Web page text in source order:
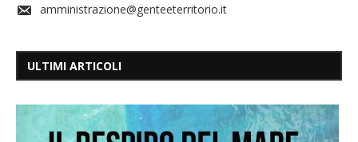
amministrazione@genteeterritorio.it
ULTIMI ARTICOLI